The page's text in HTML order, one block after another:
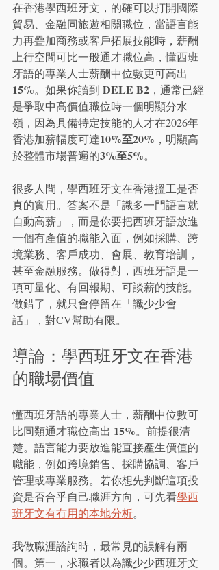
在香港學西班牙文，的確可以打開國際
貿易、金融同旅遊相關職位，當語言能
力再疊加商務或客戶拓展技能時，薪酬
上行空間可比一般通才職位高，懂西班
牙語的專業人士薪酬中位數更可高出
15%。如果你讀到 DELE B2 ，通常已經
是爭取中高價值職位時一個明顯分水
嶺，因為具備特定技能的人才在2026年
香港加薪幅度可達10%至20% ，明顯高
於整體市場普遍的3%至5%。
很多人問，學西班牙文在香港搵工是否
真的實用。答案不是「識多一門語言就
自動高薪」，而是你要把西班牙語放進
一個有產值的職能入面，例如採購、跨
境業務、客戶成功、會展、教育培訓，
甚至金融服務。做得對，西班牙語是一
項可量化、有回報期、可談薪的技能。
做錯了，就只會停留在「識少少會
話」，對CV幫助有限。
導論：學西班牙文在香港
的職場價值
懂西班牙語的專業人士，薪酬中位數可
比同類通才職位高出 15%。前提很清
楚。語言能力要放進能直接產生價值的
職能，例如跨境銷售、採購協調、客戶
管理或專業服務。若你想先判斷這項投
資是否合乎自己職涯方向，可先看學西
班牙文有冇用的本地分析。
我做職涯諮詢時，最常見的誤解有兩
個。第一，求職者以為識少少西班牙文